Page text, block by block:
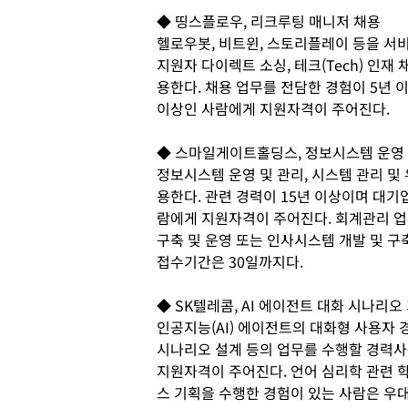
◆ 띵스플로우, 리크루팅 매니저 채용
헬로우봇, 비트윈, 스토리플레이 등을 서
지원자 다이렉트 소싱, 테크(Tech) 인재
용한다. 채용 업무를 전담한 경험이 5년
이상인 사람에게 지원자격이 주어진다.
◆ 스마일게이트홀딩스, 정보시스템 운영
정보시스템 운영 및 관리, 시스템 관리
용한다. 관련 경력이 15년 이상이며 대
람에게 지원자격이 주어진다. 회계관리
구축 및 운영 또는 인사시스템 개발 및
접수기간은 30일까지다.
◆ SK텔레콤, AI 에이전트 대화 시나리오
인공지능(AI) 에이전트의 대화형 사용자
시나리오 설계 등의 업무를 수행할 경력
지원자격이 주어진다. 언어 심리학 관련
스 기획을 수행한 경험이 있는 사람은 우